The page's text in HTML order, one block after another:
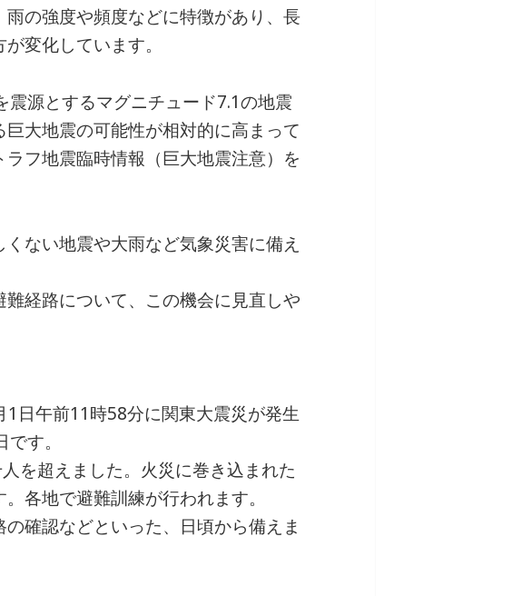
の強度や頻度などに特徴があり、長
変化しています。
震源とするマグニチュード7.1の地震
大地震の可能性が相対的に高まって
フ地震臨時情報（巨大地震注意）を
ない地震や大雨など気象災害に備え
経路について、この機会に見直しや
日午前11時58分に関東大震災が発生
す。
を超えました。火災に巻き込まれた
各地で避難訓練が行われます。
確認などといった、日頃から備えま